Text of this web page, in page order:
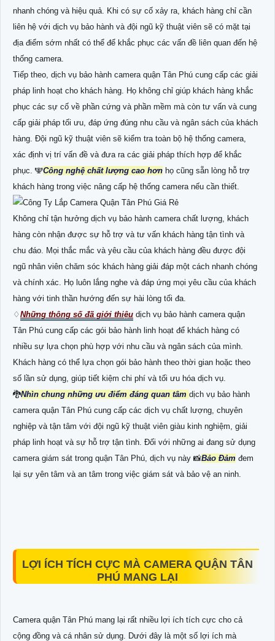
nhanh chóng và hiệu quả. Khi có sự cố xảy ra, khách hàng chỉ cần
liên hệ với dịch vụ bảo hành và đội ngũ kỹ thuật viên sẽ có mặt tại
địa điểm sớm nhất có thể để khắc phục các vấn đề liên quan đến hệ
thống camera.
Tiếp theo, dịch vụ bảo hành camera quận Tân Phú cung cấp các giải
pháp linh hoạt cho khách hàng. Họ không chỉ giúp khách hàng khắc
phục các sự cố về phần cứng và phần mềm mà còn tư vấn và cung
cấp giải pháp tối ưu, đáp ứng đúng nhu cầu và ngân sách của khách
hàng. Đội ngũ kỹ thuật viên sẽ kiểm tra toàn bộ hệ thống camera,
xác định vị trí vấn đề và đưa ra các giải pháp thích hợp để khắc
phục. 🕎Công nghệ chất lượng cao hơn họ cũng sẵn lòng hỗ trợ
khách hàng trong việc nâng cấp hệ thống camera nếu cần thiết.
Không chỉ tận hưởng dịch vụ bảo hành camera chất lượng, khách
hàng còn nhận được sự hỗ trợ và tư vấn khách hàng tận tình và
chu đáo. Mọi thắc mắc và yêu cầu của khách hàng đều được đội
ngũ nhân viên chăm sóc khách hàng giải đáp một cách nhanh chóng
và chính xác. Họ luôn lắng nghe và đáp ứng mọi yêu cầu của khách
hàng với tinh thần hướng đến sự hài lòng tối đa.
♢Những thông số đã giới thiệu dịch vụ bảo hành camera quận
Tân Phú cung cấp các gói bảo hành linh hoạt để khách hàng có
nhiều sự lựa chọn phù hợp với nhu cầu và ngân sách của mình.
Khách hàng có thể lựa chọn gói bảo hành theo thời gian hoặc theo
số lần sử dụng, giúp tiết kiệm chi phí và tối ưu hóa dịch vụ.
🐉️Nhìn chung những ưu điểm đáng quan tâm dịch vụ bảo hành
camera quận Tân Phú cung cấp các dịch vụ chất lượng, chuyên
nghiệp và tận tâm với đội ngũ kỹ thuật viên giàu kinh nghiệm, giải
pháp linh hoạt và sự hỗ trợ tận tình. Đối với những ai đang sử dụng
camera giám sát trong quận Tân Phú, dịch vụ này 📸Bảo Đảm đem
lại sự yên tâm và an tâm trong việc giám sát và bảo vệ an ninh.
LỢI ÍCH TÍCH CỰC MÀ CAMERA QUẬN TÂN
PHÚ MANG LẠI
Camera quận Tân Phú mang lại rất nhiều lợi ích tích cực cho cả
cộng đồng và cá nhân sử dụng. Dưới đây là một số lợi ích mà